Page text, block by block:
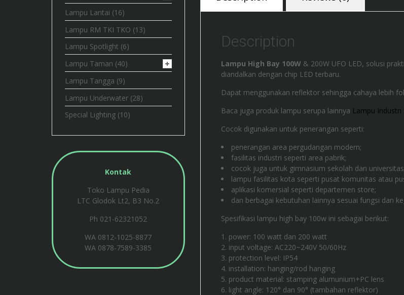
Description
Lampu High Bay 100W& 200W UFO LED, solusi
diandalkan dengan chip LED terbaru.
Dapat menggunakan reflektor sehingga cahaya lebih
Baca juga produk lampu serupa lainnya Lampu Industri
Cocok digunakan untuk penerangan seperti:
penerangan area pergudangan modern;
fasilitas industri seperti area pabrik;
cocok juga untuk gimnasium sekolah dan
lampu fasilitas kota seperti pusat komunitas atau
aplikasi komersial seperti departemen store;
dan berbagai kebutuhan lainnya sesuai fungsi dan
Spesifikasi lampu high bay 100w ini sebagai berikut:
power: 100 watt dan 200 watt
input voltage: AC220~240V 50/60Hz
protection level: IP54
installation: hanging/rod hanging
product material: stamping alumunium+PC lens
light angle: 120° dan 90° (tambahan reflektor)
Lampu Lantai (16)
Lampu RM TKI TKO (13)
Lampu Spotlight (6)
Lampu Taman (40)
Lampu Tangga (9)
Lampu Underwater (28)
Special Lighting (10)
Kontak
Toko Lampu Pedia
LTC Glodok Lt2, B3 No.2
Ph 021-62321052
WA 0812-1025-8877
WA 0878-7589-3385